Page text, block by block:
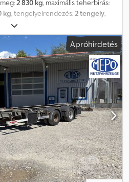
2 830 kg, maximális teherbírás:
kg, tengelyelrendezés:2 tengely,
2021
, abroncs méret:235/75R17,5,
BDF cserélhető
Aoztizbefaor 235/75R17,5 BPW
Hosszában állítható vonóoszlop
KÉRJÜK, HÍVJON – E-MAIL-EKRE
SZÁLLÍTÁS ORSZÁGOSAN
MÁR 1983 ÓTA
CSAK ELŐZETES IDŐPONT
Apróhirdetés